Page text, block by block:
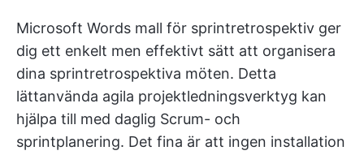
Microsoft Words mall för sprintretrospektiv ger
dig ett enkelt men effektivt sätt att organisera
dina sprintretrospektiva möten. Detta
lättanvända agila projektledningsverktyg kan
hjälpa till med daglig Scrum- och
sprintplanering. Det fina är att ingen installation